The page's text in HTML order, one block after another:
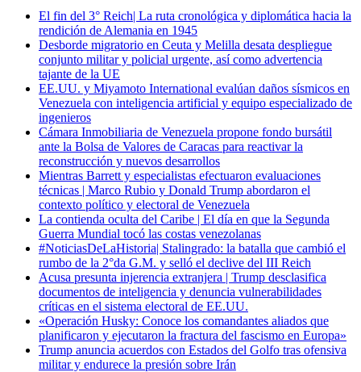
El fin del 3° Reich| La ruta cronológica y diplomática hacia la
rendición de Alemania en 1945
Desborde migratorio en Ceuta y Melilla desata despliegue
conjunto militar y policial urgente, así como advertencia
tajante de la UE
EE.UU. y Miyamoto International evalúan daños sísmicos en
Venezuela con inteligencia artificial y equipo especializado de
ingenieros
Cámara Inmobiliaria de Venezuela propone fondo bursátil
ante la Bolsa de Valores de Caracas para reactivar la
reconstrucción y nuevos desarrollos
Mientras Barrett y especialistas efectuaron evaluaciones
técnicas | Marco Rubio y Donald Trump abordaron el
contexto político y electoral de Venezuela
La contienda oculta del Caribe | El día en que la Segunda
Guerra Mundial tocó las costas venezolanas
#NoticiasDeLaHistoria| Stalingrado: la batalla que cambió el
rumbo de la 2°da G.M. y selló el declive del III Reich
Acusa presunta injerencia extranjera | Trump desclasifica
documentos de inteligencia y denuncia vulnerabilidades
críticas en el sistema electoral de EE.UU.
«Operación Husky: Conoce los comandantes aliados que
planificaron y ejecutaron la fractura del fascismo en Europa»
Trump anuncia acuerdos con Estados del Golfo tras ofensiva
militar y endurece la presión sobre Irán